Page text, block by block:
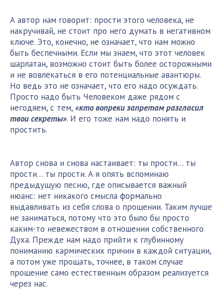
А автор нам говорит: прости этого человека, не
накручивай, не стоит про него думать в негативном
ключе. Это, конечно, не означает, что нам можно
быть беспечными. Если мы знаем, что этот человек
шарлатан, возможно стоит быть более осторожными
и не вовлекаться в его потенциальные авантюры.
Но ведь это не означает, что его надо осуждать.
Просто надо быть Человеком даже рядом с
негодяем, с тем, «кто вопреки запретам разгласил
твои секреты». И его тоже нам надо понять и
простить.
Автор снова и снова настаивает: ты прости… ты
прости… ты прости. А я опять вспоминаю
предыдущую песню, где описывается важный
нюанс: нет никакого смысла формально
выдавливать из себя слова о прощении. Таким лучше
не заниматься, потому что это было бы просто
каким-то невежеством в отношении собственного
Духа. Прежде нам надо прийти к глубинному
пониманию кармических причин в каждой ситуации,
а потом уже прощать, точнее, в таком случае
прощение само естественным образом реализуется
через нас.